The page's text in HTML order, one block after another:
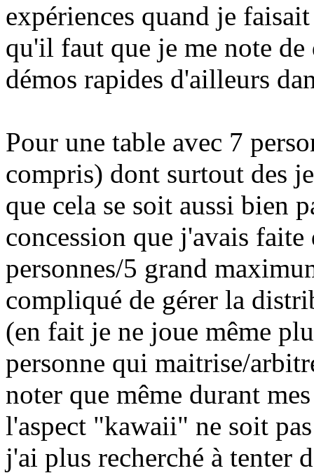
expériences quand je
qu'il faut que je me note de
démos rapides d'ailleurs
Pour une table avec 7
compris) dont surtout des
que cela se soit aussi bien
concession que j'avais
personnes/5 grand
compliqué de gérer la
(en fait je ne joue même
personne qui maitrise/
noter que même durant
l'aspect "kawaii" ne soit
j'ai plus recherché à tenter